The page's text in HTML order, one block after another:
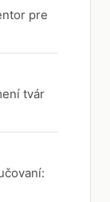
pre
tvár